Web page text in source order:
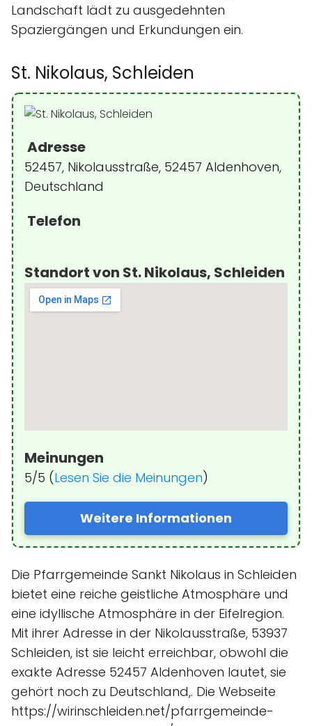
Landschaft lädt zu ausgedehnten
Spaziergängen und Erkundungen ein.
St. Nikolaus, Schleiden
Adresse
52457, Nikolausstraße, 52457 Aldenhoven,
Deutschland
Telefon
Standort von St. Nikolaus, Schleiden
Meinungen
5/5 (Lesen Sie die Meinungen)
Weitere Informationen
Die Pfarrgemeinde Sankt Nikolaus in Schleiden
bietet eine reiche geistliche Atmosphäre und
eine idyllische Atmosphäre in der Eifelregion.
Mit ihrer Adresse in der Nikolausstraße, 53937
Schleiden, ist sie leicht erreichbar, obwohl die
exakte Adresse 52457 Aldenhoven lautet, sie
gehört noch zu Deutschland,. Die Webseite
https://wirinschleiden.net/pfarrgemeinde-